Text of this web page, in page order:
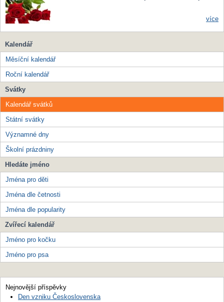
více
Kalendář
Měsíční kalendář
Roční kalendář
Svátky
Kalendář svátků
Státní svátky
Významné dny
Školní prázdniny
Hledáte jméno
Jména pro děti
Jména dle četnosti
Jména dle popularity
Zvířecí kalendář
Jméno pro kočku
Jméno pro psa
Nejnovější příspěvky
Den vzniku Československa